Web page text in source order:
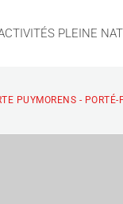
PLEINE
PUYMORENS - PORTÉ-